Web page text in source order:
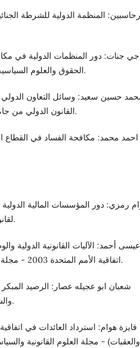
الحقوق والعلوم السياسية بجامعة عبد الرحمن ميره - بجايه 2016.
القانون الدولي من جامعة الشرق الأوسط - عمان الأردن 2019.
لقانون الأعمال، المجلد (03) - ديسمبر 2022.
اتفاقية الأمم المتحدة 2003 - مجلة القانون والعلوم السياسية عدد 2 – 2015.
والشرعية –جامعة الزاوية - عدد 05 – 2015.
والعقبات) - مجلة العلوم القانونية